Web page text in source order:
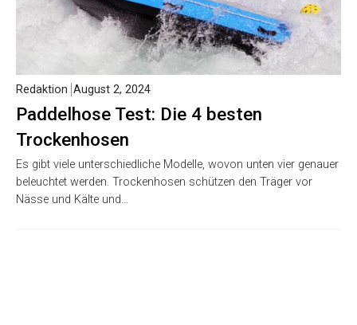
Paddelhose Test: Die 4 besten
Trockenhosen
Redaktion August 2, 2024
Es gibt viele unterschiedliche Modelle, wovon unten vier genauer
beleuchtet werden. Trockenhosen schützen den Träger vor
Nässe und Kälte und…